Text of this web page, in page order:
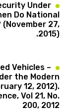
Under
Do National
27,
2015).
Vehicles –
the Modern
12, 2012).
Vol 21, No.
200, 2012